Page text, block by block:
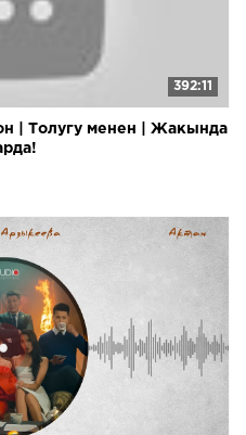
392:11
| Толугу менен | Жакында